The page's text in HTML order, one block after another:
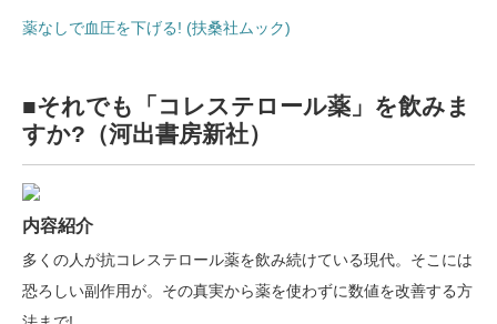
薬なしで血圧を下げる! (扶桑社ムック)
■それでも「コレステロール薬」を飲みま
すか?（河出書房新社）
内容紹介
多くの人が抗コレステロール薬を飲み続けている現代。そこには
恐ろしい副作用が。その真実から薬を使わずに数値を改善する方